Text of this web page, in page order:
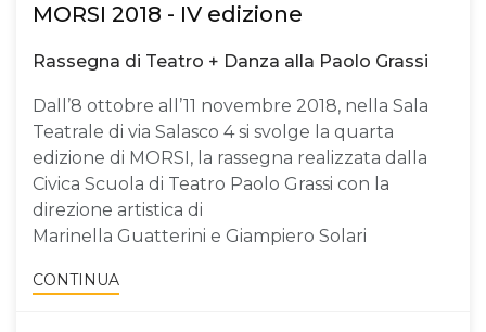
MORSI 2018 - IV edizione
Rassegna di Teatro + Danza alla Paolo Grassi
Dall’8 ottobre all’11 novembre 2018, nella Sala
Teatrale di via Salasco 4 si svolge la quarta
edizione di MORSI, la rassegna realizzata dalla
Civica Scuola di Teatro Paolo Grassi con la
direzione artistica di
Marinella Guatterini e Giampiero Solari
CONTINUA